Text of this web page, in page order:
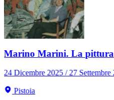
Marino Marini. La pittura
24 Dicembre 2025 / 27 Settembre
Pistoia